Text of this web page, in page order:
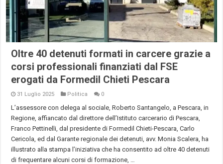
Oltre 40 detenuti formati in carcere grazie a
corsi professionali finanziati dal FSE
erogati da Formedil Chieti Pescara
31 Luglio 2025 Politica 0
L’assessore con delega al sociale, Roberto Santangelo, a Pescara, in
Regione, affiancato dal direttore dell’Istituto carcerario di Pescara,
Franco Pettinelli, dal presidente di Formedil Chieti-Pescara, Carlo
Cericola, ed dal Garante regionale dei detenuti, avv. Monia Scalera, ha
illustrato alla stampa l’iniziativa che ha consentito ad oltre 40 detenuti
di frequentare alcuni corsi di formazione, …